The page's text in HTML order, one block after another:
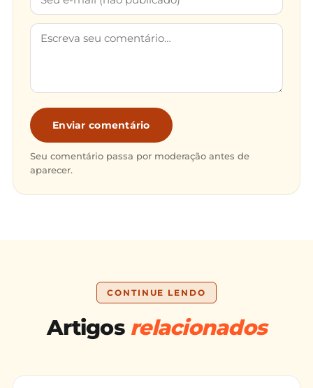
Enviar comentário
Seu comentário passa por moderação antes de
aparecer.
CONTINUE LENDO
Artigos relacionados